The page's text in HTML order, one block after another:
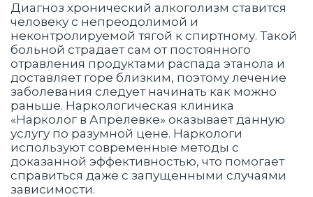
Диагноз хронический алкоголизм ставится
человеку с непреодолимой и
неконтролируемой тягой к спиртному. Такой
больной страдает сам от постоянного
отравления продуктами распада этанола и
доставляет горе близким, поэтому лечение
заболевания следует начинать как можно
раньше. Наркологическая клиника
«Нарколог в Апрелевке» оказывает данную
услугу по разумной цене. Наркологи
используют современные методы с
доказанной эффективностью, что помогает
справиться даже с запущенными случаями
зависимости.